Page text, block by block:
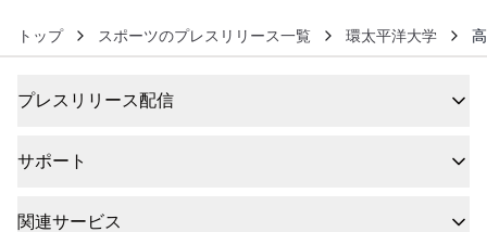
トップ スポーツのプレスリリース一覧 環太平洋大学
プレスリリース配信
サポート
関連サービス